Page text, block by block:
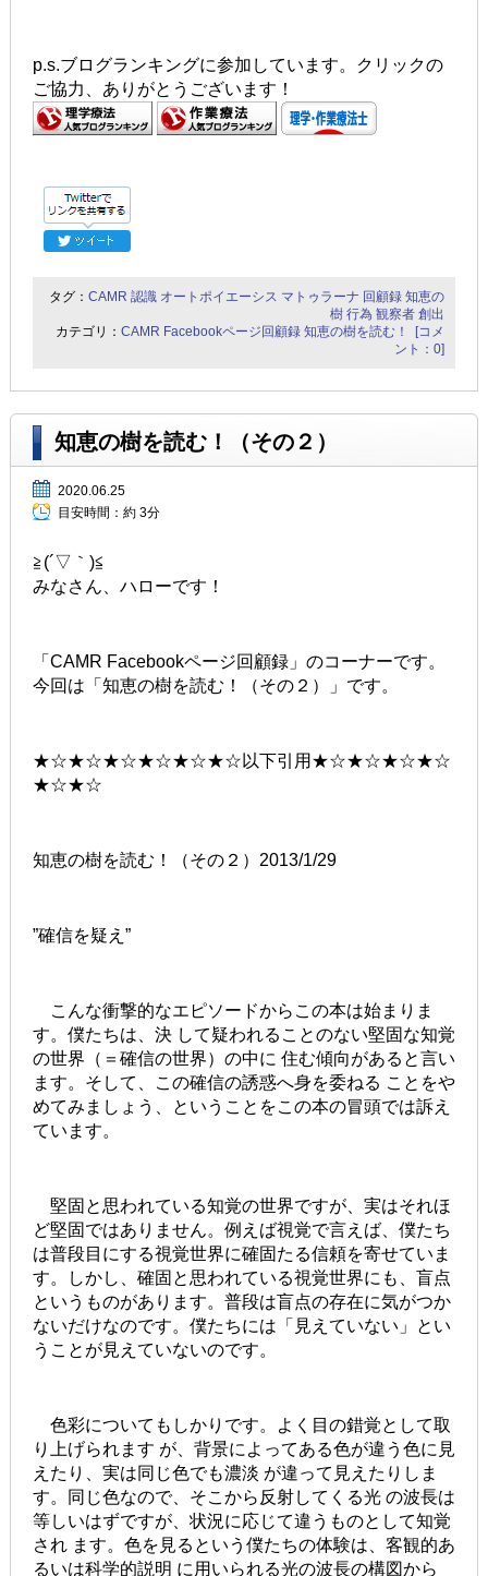
p.s.ブログランキングに参加しています。クリックの
ご協力、ありがとうございます！
タグ：CAMR 認識 オートポイエーシス マトゥラーナ 回顧録 知恵の
樹 行為 観察者 創出
カテゴリ：CAMR Facebookページ回顧録 知恵の樹を読む！
[コメ
ント：0]
知恵の樹を読む！（その２）
2020.06.25
目安時間： 約 3分
≧(´▽｀)≦
みなさん、ハローです！
「CAMR Facebookページ回顧録」のコーナーです。
今回は「知恵の樹を読む！（その２）」です。
★☆★☆★☆★☆★☆★☆以下引用★☆★☆★☆★☆
★☆★☆
知恵の樹を読む！（その２）2013/1/29
”確信を疑え”
こんな衝撃的なエピソードからこの本は始まりま
す。僕たちは、決 して疑われることのない堅固な知覚
の世界（＝確信の世界）の中に 住む傾向があると言い
ます。そして、この確信の誘惑へ身を委ねる ことをや
めてみましょう、ということをこの本の冒頭では訴え
ています。
堅固と思われている知覚の世界ですが、実はそれほ
ど堅固ではありません。例えば視覚で言えば、僕たち
は普段目にする視覚世界に確固たる信頼を寄せていま
す。しかし、確固と思われている視覚世界にも、盲点
というものがあります。普段は盲点の存在に気がつか
ないだけなのです。僕たちには「見えていない」とい
うことが見えていないのです。
色彩についてもしかりです。よく目の錯覚として取
り上げられます が、背景によってある色が違う色に見
えたり、実は同じ色でも濃淡 が違って見えたりしま
す。同じ色なので、そこから反射してくる光 の波長は
等しいはずですが、状況に応じて違うものとして知覚
され ます。色を見るという僕たちの体験は、客観的あ
るいは科学的説明 に用いられる光の波長の構図から